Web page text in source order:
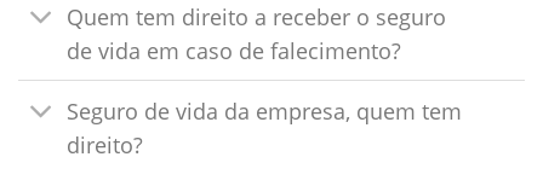
Quem tem direito a receber o seguro
de vida em caso de falecimento?
Seguro de vida da empresa, quem tem
direito?